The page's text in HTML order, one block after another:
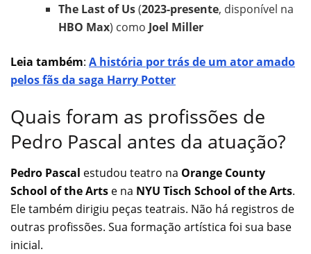
The Last of Us(2023-presente, disponível na
HBO Max) como Joel Miller
Leia também: A história por trás de um ator amado
pelos fãs da saga Harry Potter
Quais foram as profissões de
Pedro Pascal antes da atuação?
Pedro Pascal estudou teatro na Orange County
School of the Arts e na NYU Tisch School of the Arts.
Ele também dirigiu peças teatrais. Não há registros de
outras profissões. Sua formação artística foi sua base
inicial.